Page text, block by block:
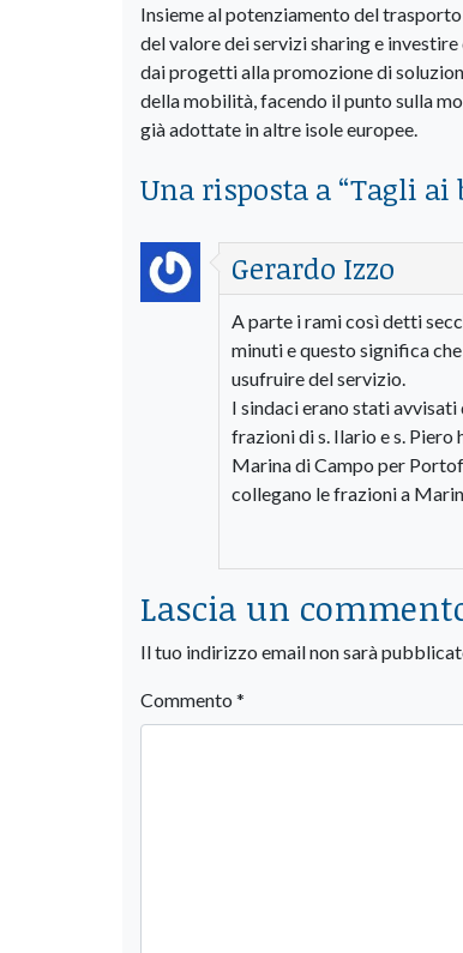
Insieme al potenziamento del
del valore dei servizi sharing e
dai progetti alla promozione di
della mobilità, facendo il punto sulla
già adottate in altre isole europee.
Una risposta a “Tagli ai
Gerardo Izzo
A parte i rami così detti
minuti e questo significa
usufruire del servizio.
I sindaci erano stati
frazioni di s. Ilario e s. Piero
Marina di Campo per
collegano le frazioni a
Lascia un
Il tuo indirizzo email non sarà
Commento *